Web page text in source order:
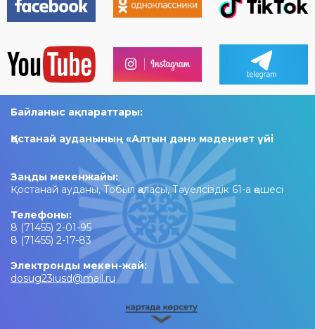
Байланыс ақпараттары:
Қостанай ауданының «Алтын дән» мәдениет үйі
Заңды мекенжайы:
Қостанай ауданы, Тобыл қаласы, Тәуелсіздік 61-а қөшесі
Телефоны:
8 (71455) 2-01-95
8 (71455) 2-17-83
Электронды мекен-жай:
dosug23iusd@mail.ru